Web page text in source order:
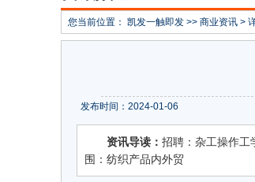
您当前位置： 凯发一触即发 >> 商业资讯 >
发布时间：2024-01-06
资讯导读： 招聘：杂工操作工
围：纺织产品内外贸